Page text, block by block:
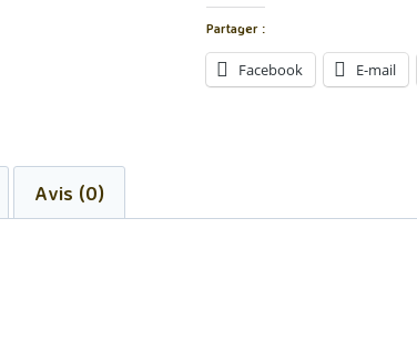
Parfumé
Fruit
Du
Partager :
Facebook E-mail
Avis (0)